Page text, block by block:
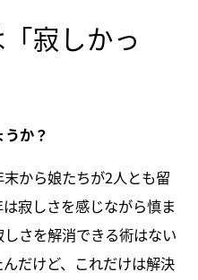
寂しかっ
か？
から娘たちが2人とも留
寂しさを感じながら慎ま
さを解消できる術はない
だけど、これだけは解決